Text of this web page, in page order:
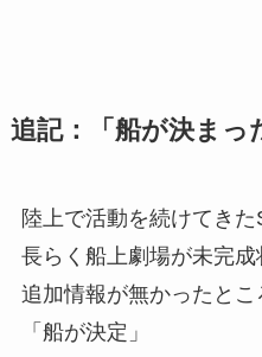
追記：「船が決ま
陸上で活動を続けてきた
長らく船上劇場が未完
追加情報が無かったとこ
「船が決定」